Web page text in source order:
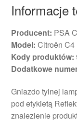
Informacje
Producent: PSA
Model: Citroën C4
Kody produktów:
Dodatkowe
Gniazdo tylnej
pod etykietą
znalezienie